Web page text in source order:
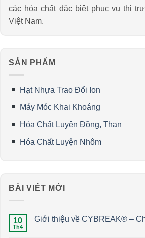
các hóa chất đặc biệt phục vụ thị
Việt Nam.
SẢN PHẨM
Hạt Nhựa Trao Đổi Ion
Máy Móc Khai Khoáng
Hóa Chất Luyện Đồng, Than
Hóa Chất Luyện Nhôm
BÀI VIẾT MỚI
10
Th4
Giới thiệu về CYBREAK® –